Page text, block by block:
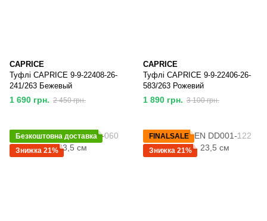
CAPRICE
Туфлі CAPRICE 9-9-22408-26-
241/263 Бежевый
1 690 грн. 2 450 грн.
CAPRICE
Туфлі CAPRICE 9-9-22406-26-
583/263 Рожевий
1 890 грн. 3 100 грн.
Безкоштовна доставка
Знижка 21%
FINALSALE
Знижка 21%